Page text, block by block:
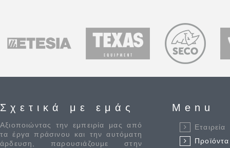
Σχετικά με εμάς
Αξιοποιώντας την εμπειρία μας από
τα έργα πράσινου και την αυτόματη
άρδευση, παρουσιάζουμε στην
Menu
Εταιρεία
Προϊόντα